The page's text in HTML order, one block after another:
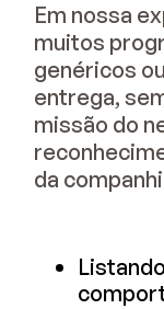
Em nossa
muitos
genéricos
entrega,
missão do
da